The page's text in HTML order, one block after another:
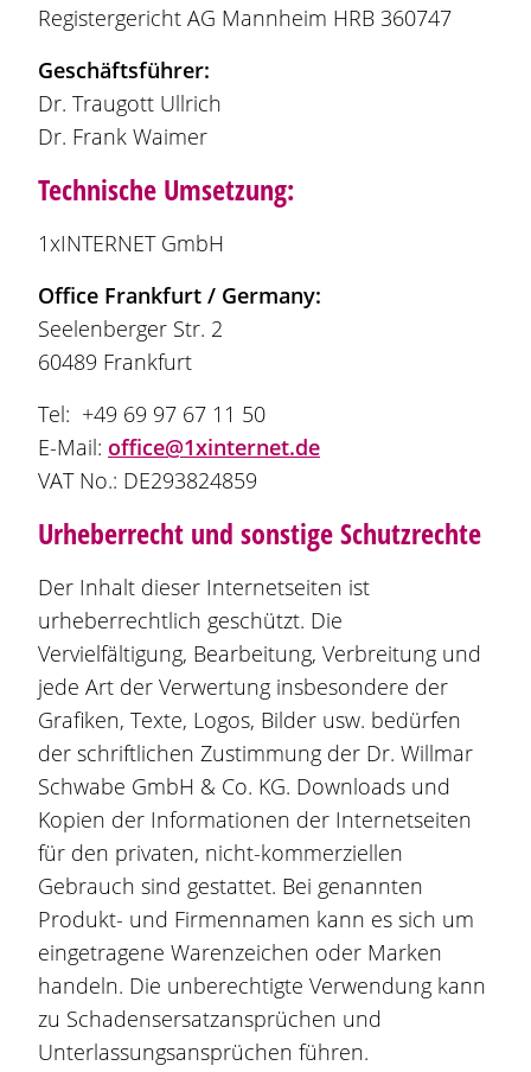
Registergericht AG Mannheim HRB 360747
Geschäftsführer:
Dr. Traugott Ullrich
Dr. Frank Waimer
Technische Umsetzung:
1xINTERNET GmbH
Office Frankfurt / Germany:
Seelenberger Str. 2
60489 Frankfurt
Tel: +49 69 97 67 11 50
E-Mail: office@1xinternet.de
VAT No.: DE293824859
Urheberrecht und sonstige Schutzrechte
Der Inhalt dieser Internetseiten ist
urheberrechtlich geschützt. Die
Vervielfältigung, Bearbeitung, Verbreitung und
jede Art der Verwertung insbesondere der
Grafiken, Texte, Logos, Bilder usw. bedürfen
der schriftlichen Zustimmung der Dr. Willmar
Schwabe GmbH & Co. KG. Downloads und
Kopien der Informationen der Internetseiten
für den privaten, nicht-kommerziellen
Gebrauch sind gestattet. Bei genannten
Produkt- und Firmennamen kann es sich um
eingetragene Warenzeichen oder Marken
handeln. Die unberechtigte Verwendung kann
zu Schadensersatzansprüchen und
Unterlassungsansprüchen führen.